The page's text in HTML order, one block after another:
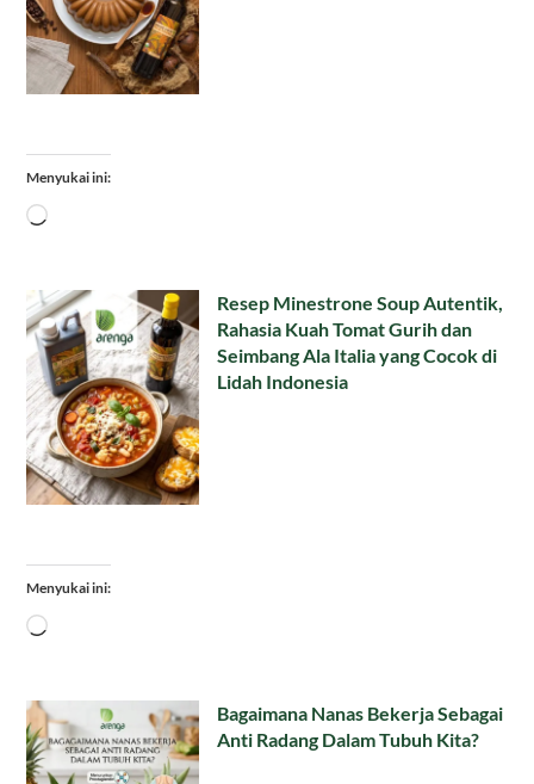
Menyukai ini:
Memuat...
Resep Minestrone Soup Autentik,
Rahasia Kuah Tomat Gurih dan
Seimbang Ala Italia yang Cocok di
Lidah Indonesia
Menyukai ini:
Memuat...
Bagaimana Nanas Bekerja Sebagai
Anti Radang Dalam Tubuh Kita?